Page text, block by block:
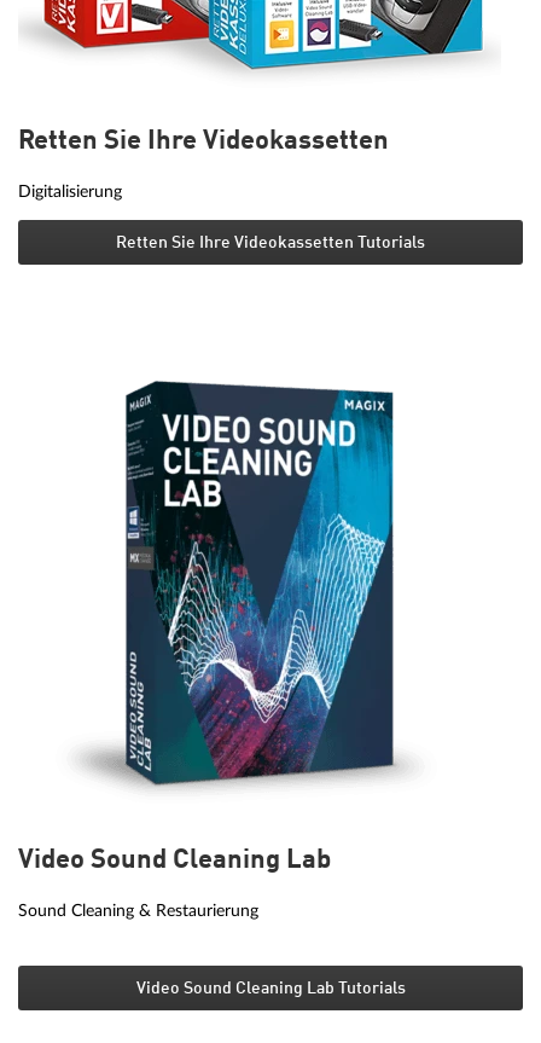
Retten Sie Ihre Videokassetten
Digitalisierung
Retten Sie Ihre Videokassetten Tutorials
Video Sound Cleaning Lab
Sound Cleaning & Restaurierung
Video Sound Cleaning Lab Tutorials